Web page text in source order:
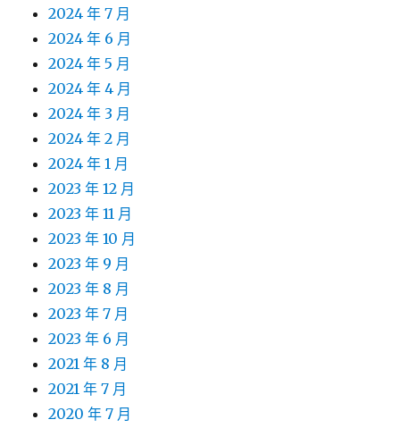
2024 年 7 月
2024 年 6 月
2024 年 5 月
2024 年 4 月
2024 年 3 月
2024 年 2 月
2024 年 1 月
2023 年 12 月
2023 年 11 月
2023 年 10 月
2023 年 9 月
2023 年 8 月
2023 年 7 月
2023 年 6 月
2021 年 8 月
2021 年 7 月
2020 年 7 月